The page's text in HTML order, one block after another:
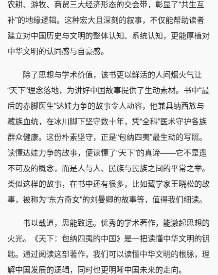
农耕、游牧、商贸三大经济形态的交会带，彰显了“共生互
补”的地缘逻辑。这种宏大且深刻的叙事，不仅能帮助读者
建立对中国历史与文明的整体认知、系统认知，更能厚植对
中华文明的认同感与自豪感。
除了思想与学术价值，该书更以鲜活的人间烟火气让
“天下”理念落地，为讲好中国故事提供了生动素材。书中“最
后的赤脚医生”达娃力争的故事令人动容，他兼具纳西族与
藏族血统，在冰川脚下坚守数十年，凭“全科”医术守护各族
群众健康。这份朴素坚守，正是“包纳四夷”最生动的写照。
读懂达娃力争的故事，便读懂了“天下”的真谛——它不是遥
不可及的概念，而是人与人、民族与民族之间的平常之举。
类似这样的故事，在书中还有很多，比如藏学家王晓松的故
事，被称为“东方奇女”的刘曼卿的故事等，值得我们细读。
书以载道，思能致远。优秀的学术著作，能激起思想的
火光。《天下：包纳四夷的中国》是一把读懂中华文明的钥
匙。通过阅读这部著作，我们可以读懂中华文明的根脉，理
解中国发展的逻辑，同时也更明晰中国未来的走向。